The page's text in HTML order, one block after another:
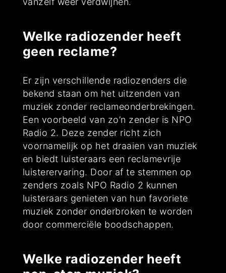
Welke radiozender heeft
geen reclame?
Er zijn verschillende radiozenders die
bekend staan om het uitzenden van
muziek zonder reclameonderbrekingen.
Een voorbeeld van zo’n zender is NPO
Radio 2. Deze zender richt zich
voornamelijk op het draaien van muziek
en biedt luisteraars een reclamevrije
luisterervaring. Door af te stemmen op
zenders zoals NPO Radio 2 kunnen
luisteraars genieten van hun favoriete
muziek zonder onderbroken te worden
door commerciële boodschappen.
Welke radiozender heeft